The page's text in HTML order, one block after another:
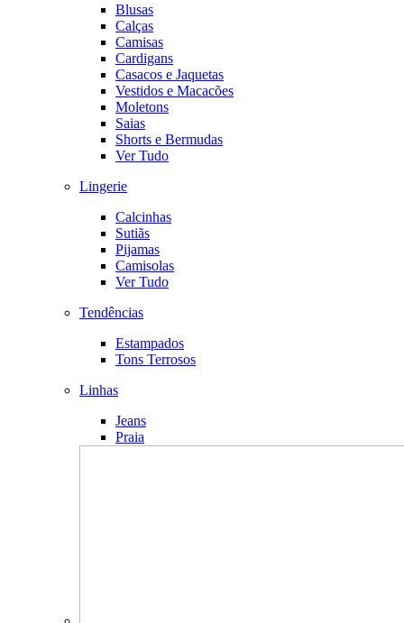
Blusas
Calças
Camisas
Cardigans
Casacos e Jaquetas
Vestidos e Macacões
Moletons
Saias
Shorts e Bermudas
Ver Tudo
Lingerie
Calcinhas
Sutiãs
Pijamas
Camisolas
Ver Tudo
Tendências
Estampados
Tons Terrosos
Linhas
Jeans
Praia